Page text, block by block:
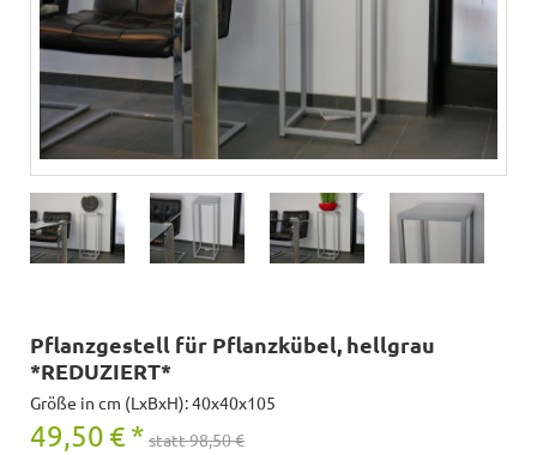
Pflanzgestell für Pflanzkübel, hellgrau
*REDUZIERT*
Größe in cm (LxBxH): 40x40x105
49,50 € * statt 98,50 €